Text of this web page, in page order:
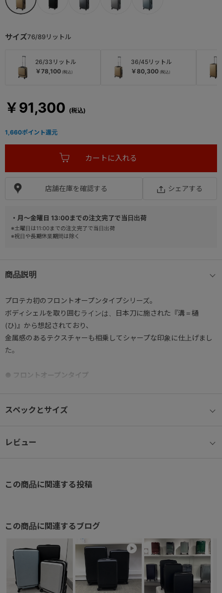
・月～金曜日 13:00までの注文完了で当日出荷
※土曜日は11:00までの注文完了で当日出荷
※祝日や長期休業期間は除く
￥91,300
商品説明
プロテカ初のフロントオープンタイプシリーズ。
ボディシェルを取り囲むラインは、日本刀に施された『溝＝樋
(ひ)』から想起されており、
金属感のあるテクスチャーも相乗してシャープな印象に仕上げまし
た。
● フロントオープンタイプ
5-7日程度の旅に適したサイズ。
荷物の量にあわせてマチの拡張が可能なエキスバンダブル機能を搭
● マジックストップ®
トッパー機能を搭載。
● ベアロンホイール®
ホイール部には滑らかな走行を可能にする、ベアリング内蔵のベア
スペックとサイズ
レビュー
サイズ76/89リットル
26/33リットル
￥78,100
36/45リットル
￥80,300
店舗在庫を確認する シェアする
この商品に関連する投稿
この商品に関連するブログ
1,660ポイント還元